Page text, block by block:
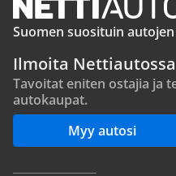
Suomen suosituin
Ilmoita
Tavoitat eniten ostajia ja
autokaupat.
Myy autosi